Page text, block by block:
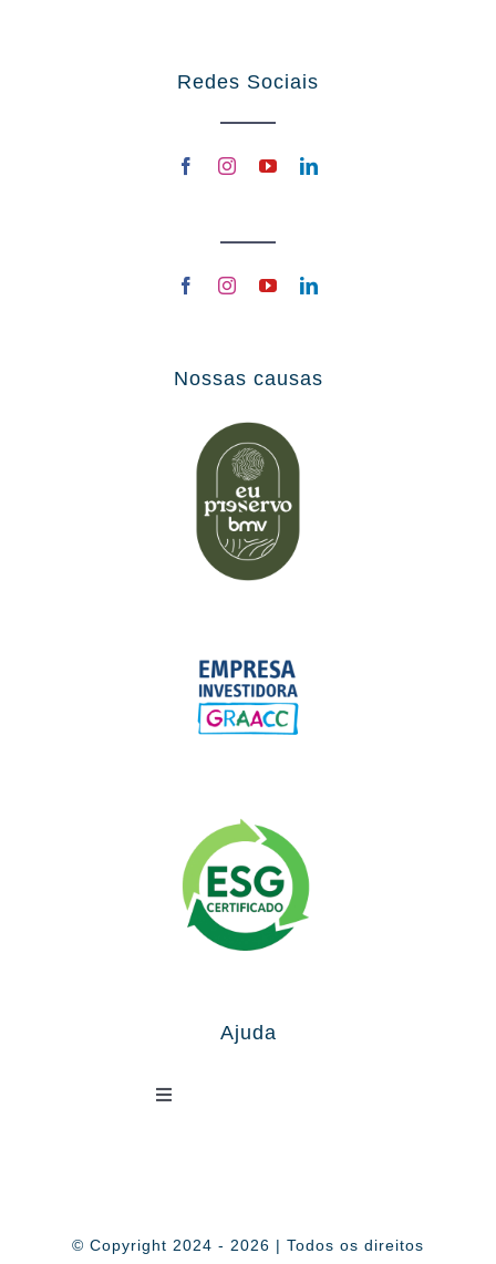
Redes Sociais
Nossas causas
Ajuda
Toggle
© Copyright 2024 - 2026 | Todos os direitos